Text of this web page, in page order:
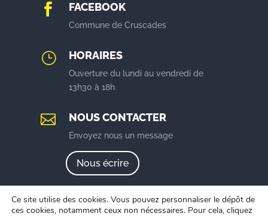
 FACEBOOK
Commune de Cruscades
} HORAIRES
Ouverture du lundi au vendredi de
13h30 à 18h
 NOUS CONTACTER
Envoyez nous un message
Nous écrire
Ce site utilise des cookies. Vous pouvez personnaliser le dépôt de
ces cookies, notamment ceux non nécessaires. Pour cela, cliquez